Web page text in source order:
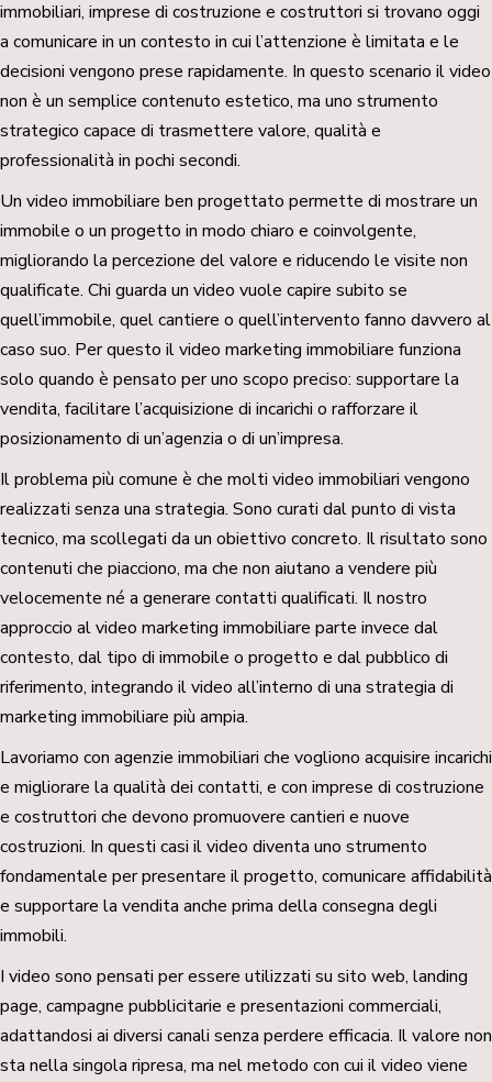
immobiliari, imprese di costruzione e costruttori si trovano oggi
a comunicare in un contesto in cui l’attenzione è limitata e le
decisioni vengono prese rapidamente. In questo scenario il video
non è un semplice contenuto estetico, ma uno strumento
strategico capace di trasmettere valore, qualità e
professionalità in pochi secondi.
Un video immobiliare ben progettato permette di mostrare un
immobile o un progetto in modo chiaro e coinvolgente,
migliorando la percezione del valore e riducendo le visite non
qualificate. Chi guarda un video vuole capire subito se
quell’immobile, quel cantiere o quell’intervento fanno davvero al
caso suo. Per questo il video marketing immobiliare funziona
solo quando è pensato per uno scopo preciso: supportare la
vendita, facilitare l’acquisizione di incarichi o rafforzare il
posizionamento di un’agenzia o di un’impresa.
Il problema più comune è che molti video immobiliari vengono
realizzati senza una strategia. Sono curati dal punto di vista
tecnico, ma scollegati da un obiettivo concreto. Il risultato sono
contenuti che piacciono, ma che non aiutano a vendere più
velocemente né a generare contatti qualificati. Il nostro
approccio al video marketing immobiliare parte invece dal
contesto, dal tipo di immobile o progetto e dal pubblico di
riferimento, integrando il video all’interno di una strategia di
marketing immobiliare più ampia.
Lavoriamo con agenzie immobiliari che vogliono acquisire incarichi
e migliorare la qualità dei contatti, e con imprese di costruzione
e costruttori che devono promuovere cantieri e nuove
costruzioni. In questi casi il video diventa uno strumento
fondamentale per presentare il progetto, comunicare affidabilità
e supportare la vendita anche prima della consegna degli
immobili.
I video sono pensati per essere utilizzati su sito web, landing
page, campagne pubblicitarie e presentazioni commerciali,
adattandosi ai diversi canali senza perdere efficacia. Il valore non
sta nella singola ripresa, ma nel metodo con cui il video viene